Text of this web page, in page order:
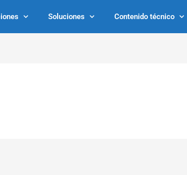
Soluciones Contenido técnico